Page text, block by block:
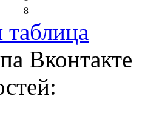
8
Вконтакте